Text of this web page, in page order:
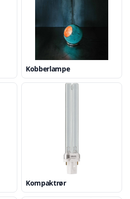
Kobberlampe
Kompaktrør